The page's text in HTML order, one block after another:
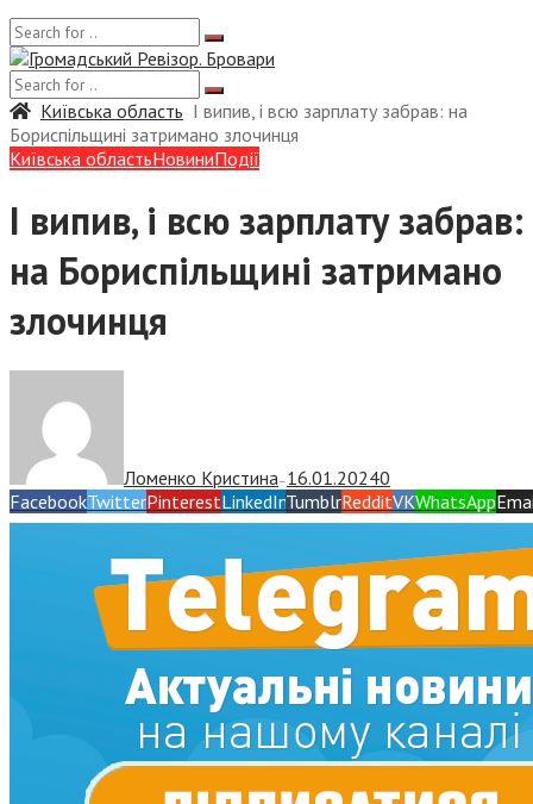
Київська область І випив, і всю зарплату забрав: на
Бориспільщині затримано злочинця
Київська областьНовиниПодії
І випив, і всю зарплату забрав:
на Бориспільщині затримано
злочинця
Ломенко Кристина— 16.01.20240
FacebookTwitterPinterestLinkedInTumblrRedditVKWhatsApp